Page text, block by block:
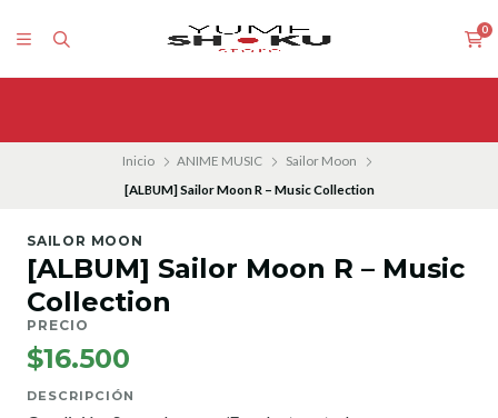
0
Inicio ANIME MUSIC
Sailor Moon
[ALBUM] Sailor Moon R – Music Collection
SAILOR MOON
[ALBUM] Sailor Moon R – Music
Collection
PRECIO
$16.500
DESCRIPCIÓN